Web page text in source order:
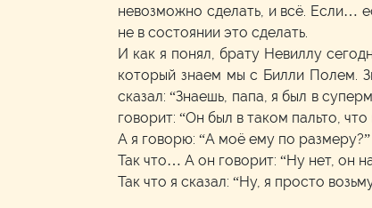
невозможно сделать, и всё. Если…
не в состоянии это сделать.
И как я понял, брату Невиллу
который знаем мы с Билли Полем.
сказал: “Знаешь, папа, я был в
говорит: “Он был в таком пальто,
А я говорю: “А моё ему по
Так что… А он говорит: “Ну нет, он
Так что я сказал: “Ну, я просто